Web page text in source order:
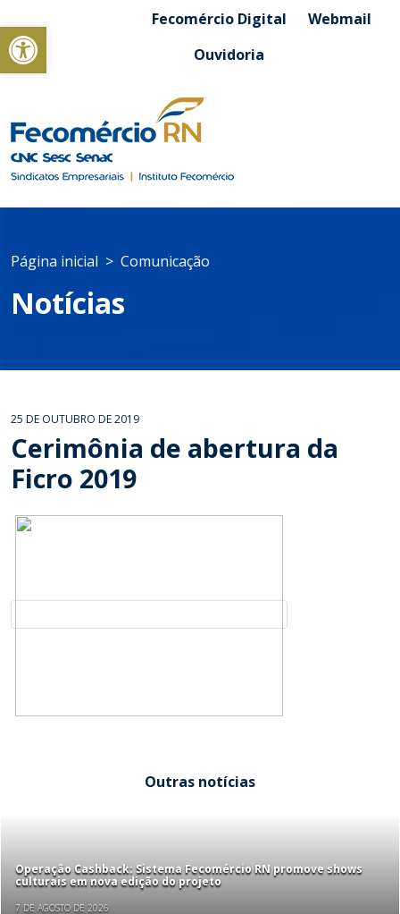
Abrir a barra de ferramentasFecomércio Digital
Webmail
Ouvidoria
Página inicial Comunicação
Notícias
25 DE OUTUBRO DE 2019
Cerimônia de abertura da
Ficro 2019
Outras notícias
Operação Cashback: Sistema Fecomércio RN promove shows
culturais em nova edição do projeto
7 DE AGOSTO DE 2026